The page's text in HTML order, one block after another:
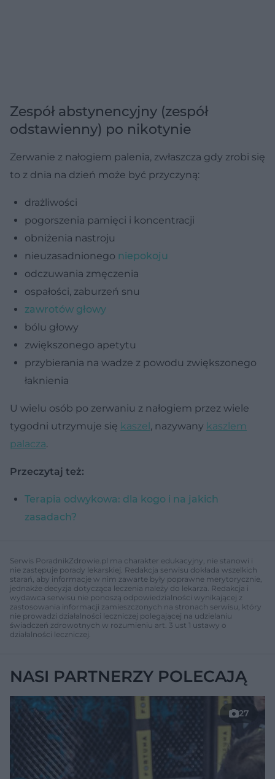
Zespół abstynencyjny (zespół
odstawienny) po nikotynie
Zerwanie z nałogiem palenia, zwłaszcza gdy zrobi się
to z dnia na dzień może być przyczyną:
drażliwości
pogorszenia pamięci i koncentracji
obniżenia nastroju
nieuzasadnionego niepokoju
odczuwania zmęczenia
ospałości, zaburzeń snu
zawrotów głowy
bólu głowy
zwiększonego apetytu
przybierania na wadze z powodu zwiększonego
łaknienia
U wielu osób po zerwaniu z nałogiem przez wiele
tygodni utrzymuje się kaszel, nazywany kaszlem
palacza.
Przeczytaj też:
Terapia odwykowa: dla kogo i na jakich
zasadach?
Serwis PoradnikZdrowie.pl ma charakter edukacyjny, nie stanowi i
nie zastępuje porady lekarskiej. Redakcja serwisu dokłada wszelkich
starań, aby informacje w nim zawarte były poprawne merytorycznie,
jednakże decyzja dotycząca leczenia należy do lekarza. Redakcja i
wydawca serwisu nie ponoszą odpowiedzialności wynikającej z
zastosowania informacji zamieszczonych na stronach serwisu, który
nie prowadzi działalności leczniczej polegającej na udzielaniu
świadczeń zdrowotnych w rozumieniu art. 3 ust 1 ustawy o
działalności leczniczej.
NASI PARTNERZY POLECAJĄ
27